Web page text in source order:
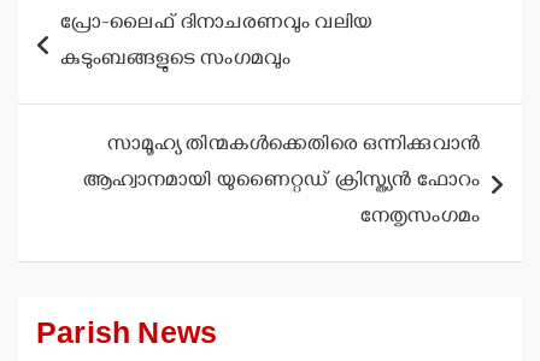
navigation
പ്രോ-ലൈഫ് ദിനാചരണവും വലിയ
കുടുംബങ്ങളുടെ സംഗമവും
സാമൂഹ്യ തിന്മകള്‍ക്കെതിരെ ഒന്നിക്കുവാന്‍
ആഹ്വാനമായി യുണൈറ്റഡ് ക്രിസ്ത്യന്‍ ഫോറം
നേതൃസംഗമം
Parish News